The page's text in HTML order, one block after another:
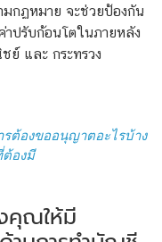
มกฏหมาย จะช่วยป้องกัน
ปรับก้อนโตในภายหลัง
ย์ และ กระทรวง
รต้องขออนุญาตอะไรบ้าง
องมี
คุณให้มี